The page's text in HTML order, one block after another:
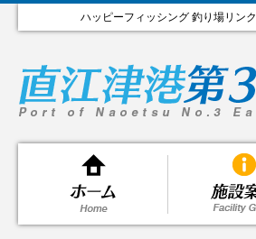
ハッピーフィッシング 釣り場リンク